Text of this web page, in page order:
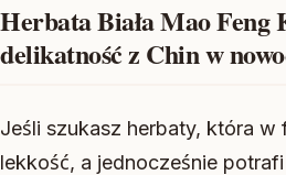
Herbata Biała Mao Feng
delikatność z Chin w
Jeśli szukasz herbaty, która w
lekkość, a jednocześnie